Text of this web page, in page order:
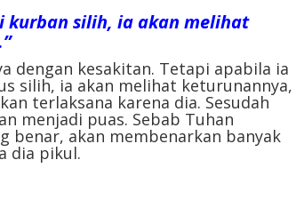
kurban silih, ia akan melihat
dengan kesakitan. Tetapi apabila ia
silih, ia akan melihat keturunannya,
terlaksana karena dia. Sesudah
menjadi puas. Sebab Tuhan
benar, akan membenarkan banyak
dia pikul.